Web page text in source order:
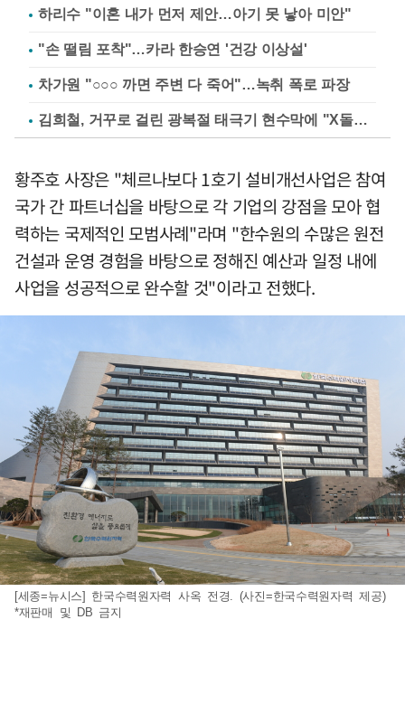
하리수 "이혼 내가 먼저 제안…아기 못 낳아 미안"
"손 떨림 포착"…카라 한승연 '건강 이상설'
차가원 "○○○ 까면 주변 다 죽어"…녹취 폭로 파장
김희철, 거꾸로 걸린 광복절 태극기 현수막에 "X돌았네"
황주호 사장은 "체르나보다 1호기 설비개선사업은 참여
국가 간 파트너십을 바탕으로 각 기업의 강점을 모아 협
력하는 국제적인 모범사례"라며 "한수원의 수많은 원전
건설과 운영 경험을 바탕으로 정해진 예산과 일정 내에
사업을 성공적으로 완수할 것"이라고 전했다.
[세종=뉴시스] 한국수력원자력 사옥 전경. (사진=한국수력원자력 제공)
*재판매 및 DB 금지